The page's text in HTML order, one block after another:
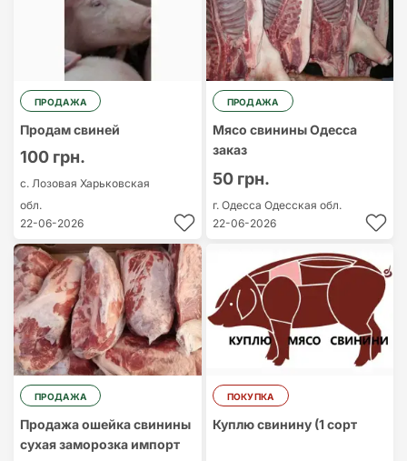
ПРОДАЖА
Продам свиней
100 грн.
с. Лозовая Харьковская
обл.
22-06-2026
ПРОДАЖА
Мясо свинины Одесса
заказ
50 грн.
г. Одесса Одесская обл.
22-06-2026
ПРОДАЖА
Продажа ошейка свинины
сухая заморозка импорт
ПОКУПКА
Куплю свинину (1 сорт